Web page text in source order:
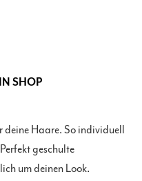
SHOP
Haare. So individuell
geschulte
um deinen Look.